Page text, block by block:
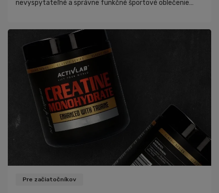
nevyspytateľné a správne funkčné športové oblečenie
vrstviť oblečenie a aké materiály zvoliť, aby si zostal v
suchu, teple a pohodlí. Vrstvenie oblečenia - základ
úspechu v každom počasí
Pre začiatočníkov